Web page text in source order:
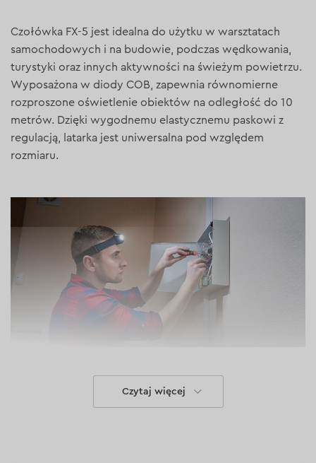
Czołówka FX-5 jest idealna do użytku w warsztatach
samochodowych i na budowie, podczas wędkowania,
turystyki oraz innych aktywności na świeżym powietrzu.
Wyposażona w diody COB, zapewnia równomierne
rozproszone oświetlenie obiektów na odległość do 10
metrów. Dzięki wygodnemu elastycznemu paskowi z
regulacją, latarka jest uniwersalna pod względem
rozmiaru.
Czytaj więcej